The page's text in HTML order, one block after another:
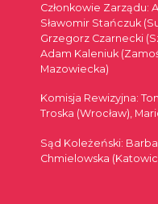
Członkowie Zarządu:
Sławomir Stańczuk
Grzegorz Czarnecki
Adam Kaleniuk
Mazowiecka)
Komisja Rewizyjna:
Troska (Wrocław),
Sąd Koleżeński:
Chmielowska